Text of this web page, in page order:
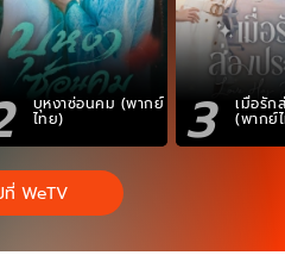
บุหงาซ่อนคม (พากย์
ไทย) 3 เมื่อรัก
(พากย์
ที่ WeTV